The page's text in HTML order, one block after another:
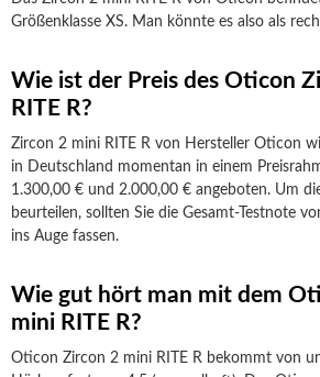
Größenklasse XS. Man könnte es also als
Wie ist der Preis des Oticon
RITE R?
Zircon 2 mini RITE R von Hersteller Oticon
in Deutschland momentan in einem
1.300,00 € und 2.000,00 € angeboten. Um
beurteilen, sollten Sie die Gesamt-Testnote
ins Auge fassen.
Wie gut hört man mit dem
mini RITE R?
Oticon Zircon 2 mini RITE R bekommt von